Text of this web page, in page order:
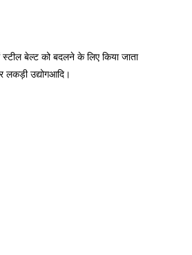
बेल्ट को बदलने के लिए किया जाता
लकड़ी उद्योगआदि।